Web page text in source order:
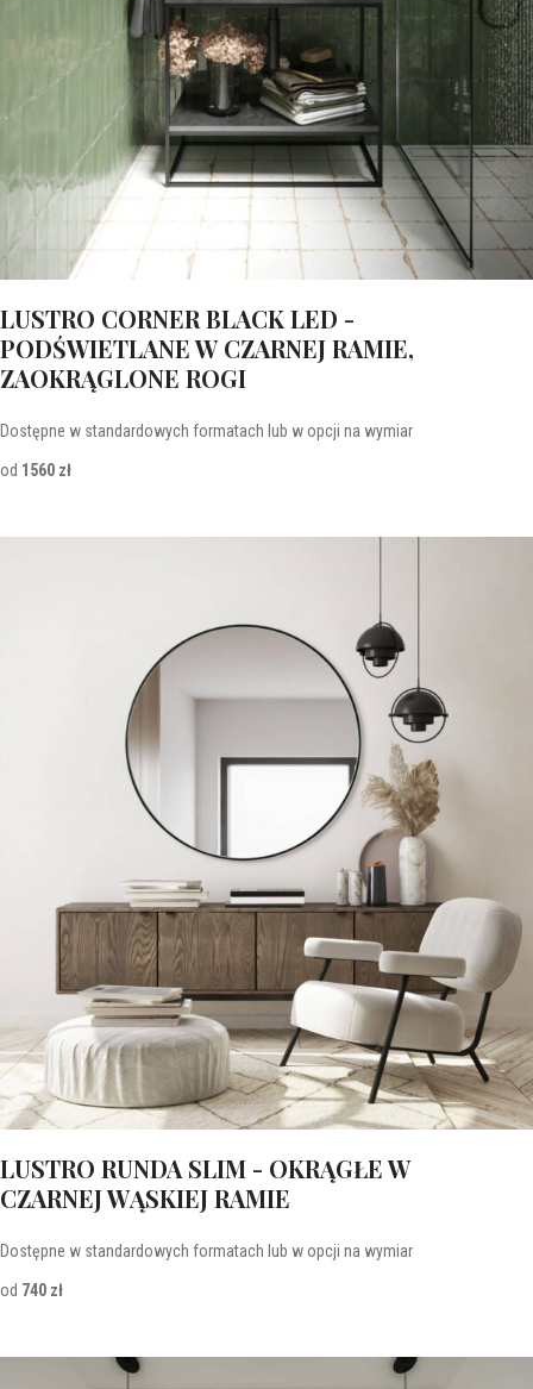
LUSTRO CORNER BLACK LED -
PODŚWIETLANE W CZARNEJ RAMIE,
ZAOKRĄGLONE ROGI
Dostępne w standardowych formatach lub w opcji na wymiar
od 1560 zł
LUSTRO RUNDA SLIM - OKRĄGŁE W
CZARNEJ WĄSKIEJ RAMIE
Dostępne w standardowych formatach lub w opcji na wymiar
od 740 zł